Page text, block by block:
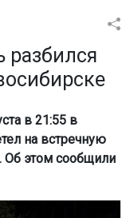
разбился
в 21:55 в
на встречную
Об этом сообщили